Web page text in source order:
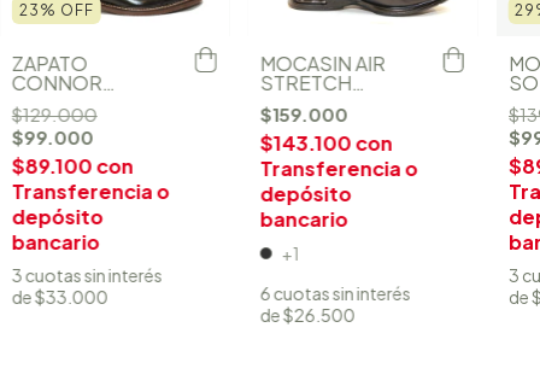
23 % OFF
ZAPATO
CONNOR
(190102)
$129.000
$99.000
$89.100con
Transferencia o
depósito
bancario
3cuotas sin interés
de$33.000
MOCASIN AIR
STRETCH
(448027)
$159.000
$143.100con
Transferencia o
depósito
bancario
+1
6cuotas sin interés
de$26.500
29
3
de